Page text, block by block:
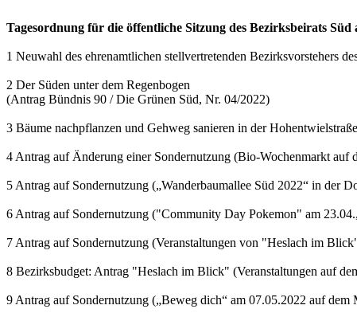
Tagesordnung für die öffentliche Sitzung des Bezirksbeirats
1 Neuwahl des ehrenamtlichen stellvertretenden Bezirksvorstehers
2 Der Süden unter dem Regenbogen
(Antrag Bündnis 90 / Die Grünen Süd, Nr. 04/2022)
3 Bäume nachpflanzen und Gehweg sanieren in der
4 Antrag auf Änderung einer Sondernutzung (Bio-Wochenmarkt
5 Antrag auf Sondernutzung („Wanderbaumallee Süd 2022“ in der
6 Antrag auf Sondernutzung ("Community Day Pokemon" am
7 Antrag auf Sondernutzung (Veranstaltungen von "Heslach im
8 Bezirksbudget: Antrag "Heslach im Blick" (Veranstaltungen auf
9 Antrag auf Sondernutzung („Beweg dich“ am 07.05.2022 auf dem